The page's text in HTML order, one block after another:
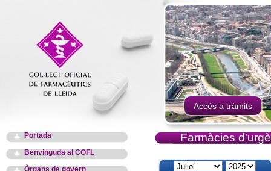
Accés a tràmits
Portada
Benvinguda al COFL
Òrgans de govern
Farmàcies